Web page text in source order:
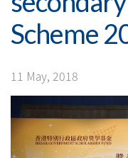
Post-
secondary
Scholarship
Scheme
2017/18
Scheme
11 May, 2018